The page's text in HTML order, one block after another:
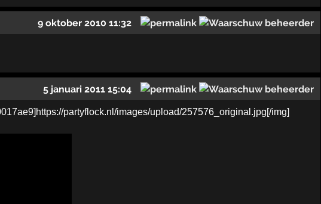
9 oktober 2010 11:32
5 januari 2011 15:04